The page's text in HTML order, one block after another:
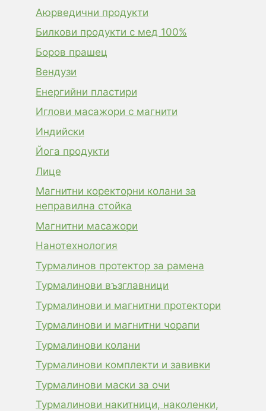
Аюрведични продукти
Билкови продукти с мед 100%
Боров прашец
Вендузи
Енергийни пластири
Иглови масажори с магнити
Индийски
Йога продукти
Лице
Магнитни коректорни колани за
неправилна стойка
Магнитни масажори
Нанотехнология
Турмалинов протектор за рамена
Турмалинови възглавници
Турмалинови и магнитни протектори
Турмалинови и магнитни чорапи
Турмалинови колани
Турмалинови комплекти и завивки
Турмалинови маски за очи
Турмалинови накитници, наколенки,